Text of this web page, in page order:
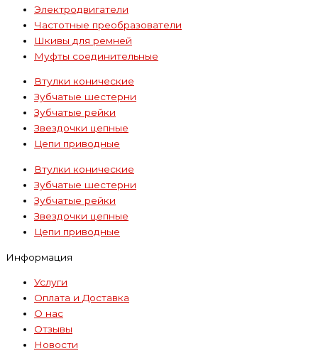
Электродвигатели
Частотные преобразователи
Шкивы для ремней
Муфты соединительные
Втулки конические
Зубчатые шестерни
Зубчатые рейки
Звездочки цепные
Цепи приводные
Втулки конические
Зубчатые шестерни
Зубчатые рейки
Звездочки цепные
Цепи приводные
Информация
Услуги
Оплата и Доставка
О нас
Отзывы
Новости